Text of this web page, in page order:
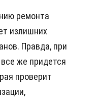
ремонта
излишних
Правда, при
же придется
проверит